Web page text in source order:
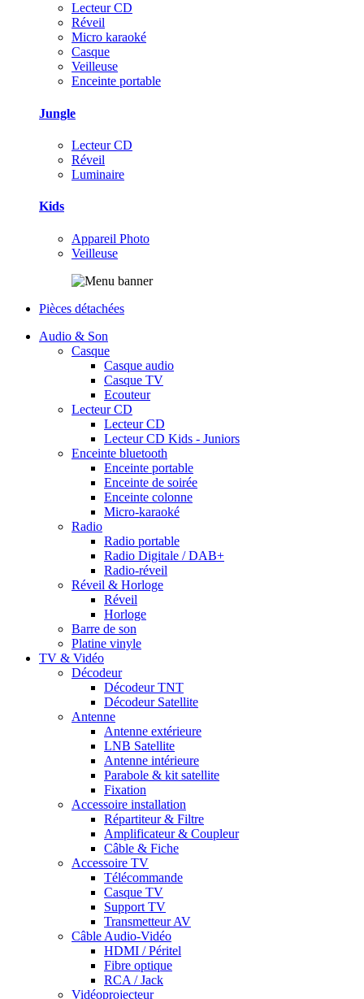
Lecteur CD
Réveil
Micro karaoké
Casque
Veilleuse
Enceinte portable
Jungle
Lecteur CD
Réveil
Luminaire
Kids
Appareil Photo
Veilleuse
Pièces détachées
Audio & Son
Casque
Casque audio
Casque TV
Ecouteur
Lecteur CD
Lecteur CD
Lecteur CD Kids - Juniors
Enceinte bluetooth
Enceinte portable
Enceinte de soirée
Enceinte colonne
Micro-karaoké
Radio
Radio portable
Radio Digitale / DAB+
Radio-réveil
Réveil & Horloge
Réveil
Horloge
Barre de son
Platine vinyle
TV & Vidéo
Décodeur
Décodeur TNT
Décodeur Satellite
Antenne
Antenne extérieure
LNB Satellite
Antenne intérieure
Parabole & kit satellite
Fixation
Accessoire installation
Répartiteur & Filtre
Amplificateur & Coupleur
Câble & Fiche
Accessoire TV
Télécommande
Casque TV
Support TV
Transmetteur AV
Câble Audio-Vidéo
HDMI / Péritel
Fibre optique
RCA / Jack
Vidéoprojecteur